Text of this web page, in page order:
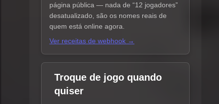
página pública — nada de “12 jogadores”
desatualizado, são os nomes reais de
quem está online agora.
Ver receitas de webhook →
Troque de jogo quando
quiser